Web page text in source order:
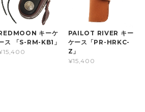
キーケ
ス 「S-RM-KB1」
PAILOT RIVER キー
ケース「PR-HRKC-
Z」
¥15,400